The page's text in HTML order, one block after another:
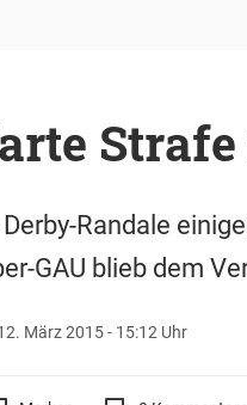
Derby-Randale
GAU blieb dem
März 2015 - 15:12 Uhr